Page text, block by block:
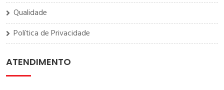
Qualidade
Política de Privacidade
ATENDIMENTO